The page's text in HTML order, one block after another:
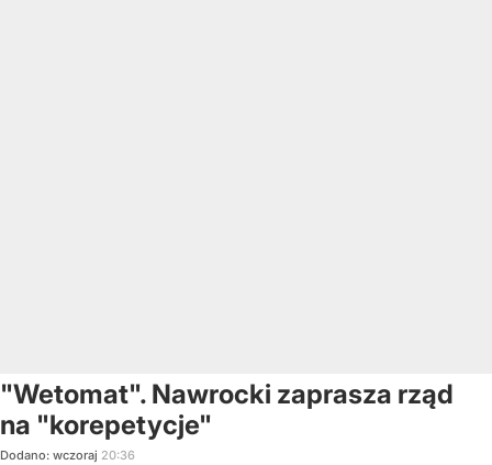
"Wetomat". Nawrocki zaprasza rząd
na "korepetycje"
Dodano: wczoraj 20:36